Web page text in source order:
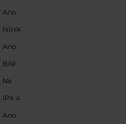
Ano
hliník
Ano
Bílé
Ne
IPX 4
Ano